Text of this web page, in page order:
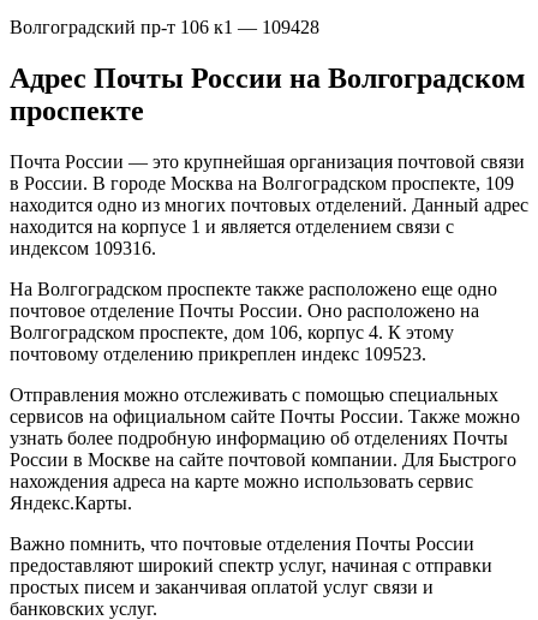
Волгоградский пр-т 106 к1 — 109428
Адрес Почты России на Волгоградском
проспекте
Почта России — это крупнейшая организация почтовой связи
в России. В городе Москва на Волгоградском проспекте, 109
находится одно из многих почтовых отделений. Данный адрес
находится на корпусе 1 и является отделением связи с
индексом 109316.
На Волгоградском проспекте также расположено еще одно
почтовое отделение Почты России. Оно расположено на
Волгоградском проспекте, дом 106, корпус 4. К этому
почтовому отделению прикреплен индекс 109523.
Отправления можно отслеживать с помощью специальных
сервисов на официальном сайте Почты России. Также можно
узнать более подробную информацию об отделениях Почты
России в Москве на сайте почтовой компании. Для Быстрого
нахождения адреса на карте можно использовать сервис
Яндекс.Карты.
Важно помнить, что почтовые отделения Почты России
предоставляют широкий спектр услуг, начиная с отправки
простых писем и заканчивая оплатой услуг связи и
банковских услуг.